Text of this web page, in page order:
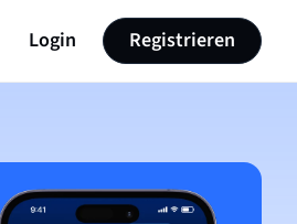
Login Registrieren